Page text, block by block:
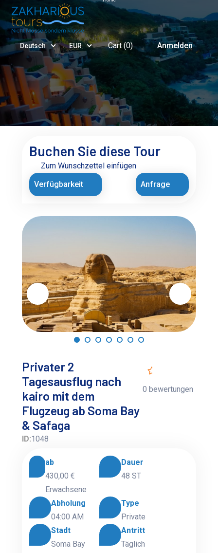
Deutsch EUR Cart (0) Anmelden
Privater 2
Tagesausflug nach
kairo mit dem
Flugzeug ab Soma Bay
& Safaga
ID:1048
0 bewertungen
ab
430,00 €
Erwachsene
Dauer
48 ST
Abholung
04:00 AM
Type
Private
Stadt
Soma Bay
Antritt
Täglich
Buchen Sie diese Tour
Zum Wunschzettel einfügen
Verfügbarkeit
Anfrage